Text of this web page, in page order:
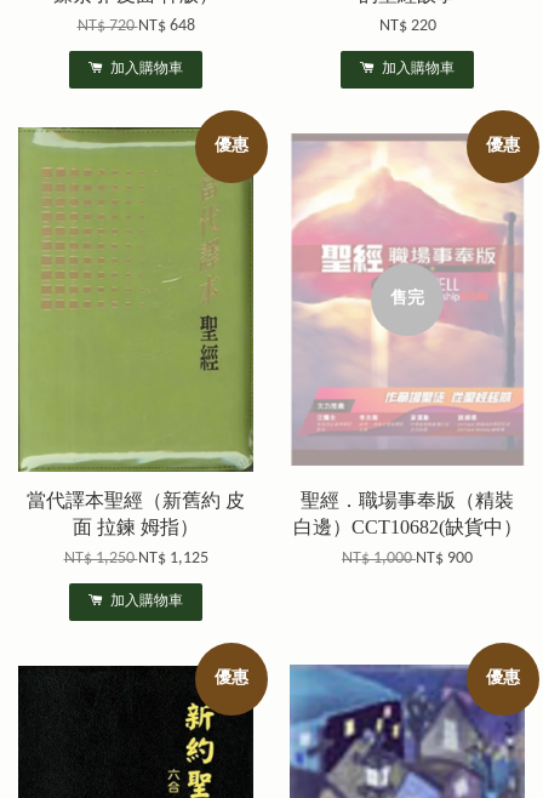
NT$ 720NT$ 648
加入購物車
NT$ 220
加入購物車
優惠
當代譯本聖經（新舊約 皮
面 拉鍊 姆指）
NT$ 1,250NT$ 1,125
加入購物車
優惠
售完
聖經．職場事奉版（精裝
白邊）CCT10682(缺貨中）
NT$ 1,000NT$ 900
優惠 優惠